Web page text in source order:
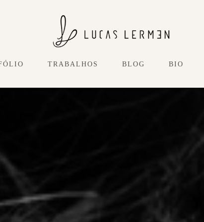
TRABALHOS BLOG BIO